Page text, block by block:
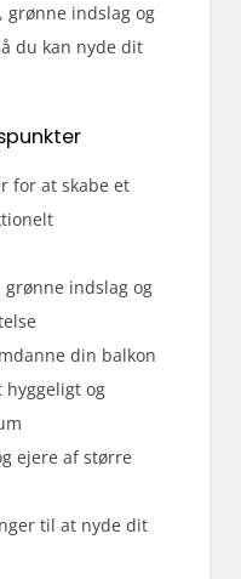
indslag og
du kan nyde dit
for at skabe et
indslag og
din balkon
og
ejere af større
til at nyde dit